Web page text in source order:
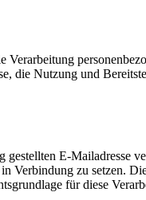
Nutzung und
E-Mailadresse
Verbindung zu setzen.
für diese